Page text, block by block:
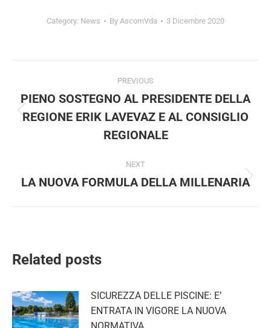
Category: News By AscomVda 3 Dicembre 2020
navigation
PREVIOUS
Previous
PIENO SOSTEGNO AL PRESIDENTE DELLA
REGIONE ERIK LAVEVAZ E AL CONSIGLIO
REGIONALE
NEXT
Next
LA NUOVA FORMULA DELLA MILLENARIA
Related posts
SICUREZZA DELLE PISCINE: E’
ENTRATA IN VIGORE LA NUOVA
NORMATIVA